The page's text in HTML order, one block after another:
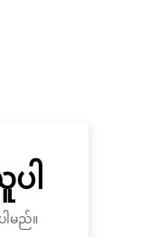
ါ
မည်။